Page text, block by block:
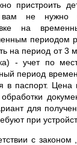
пристроить
не нужно
на
периодом
на период от 3
- учет по
период
в паспорт.
для
при
с